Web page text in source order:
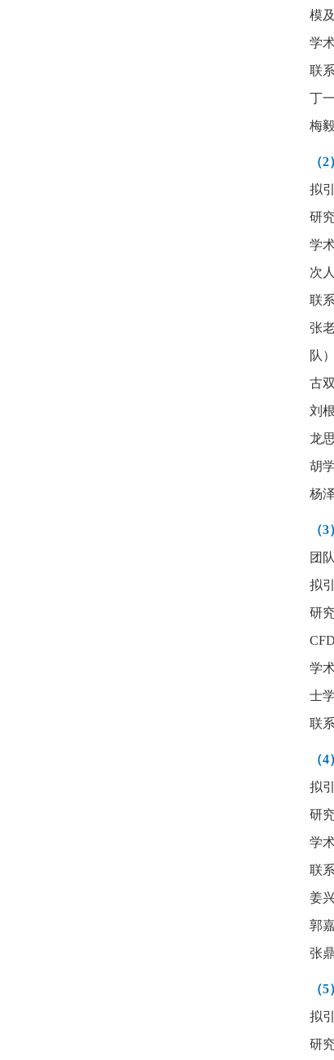
模
学
联
丁
梅
（
拟
研
学
次
联
张
队）
古
刘
龙
胡
杨
（3
团
拟
研
CFD
学
士
联
（
拟
研
学
联
姜
郭
张
（
拟
研